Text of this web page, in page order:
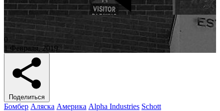
0
1 Февраля, 2019
Поделиться
Бомбер Аляска Америка Alpha Industries Schott